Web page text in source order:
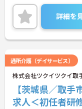
詳細を
通所介護（デイサービス）
株式会社ツクイツクイ取
【茨城県／取
求人＜初任者研